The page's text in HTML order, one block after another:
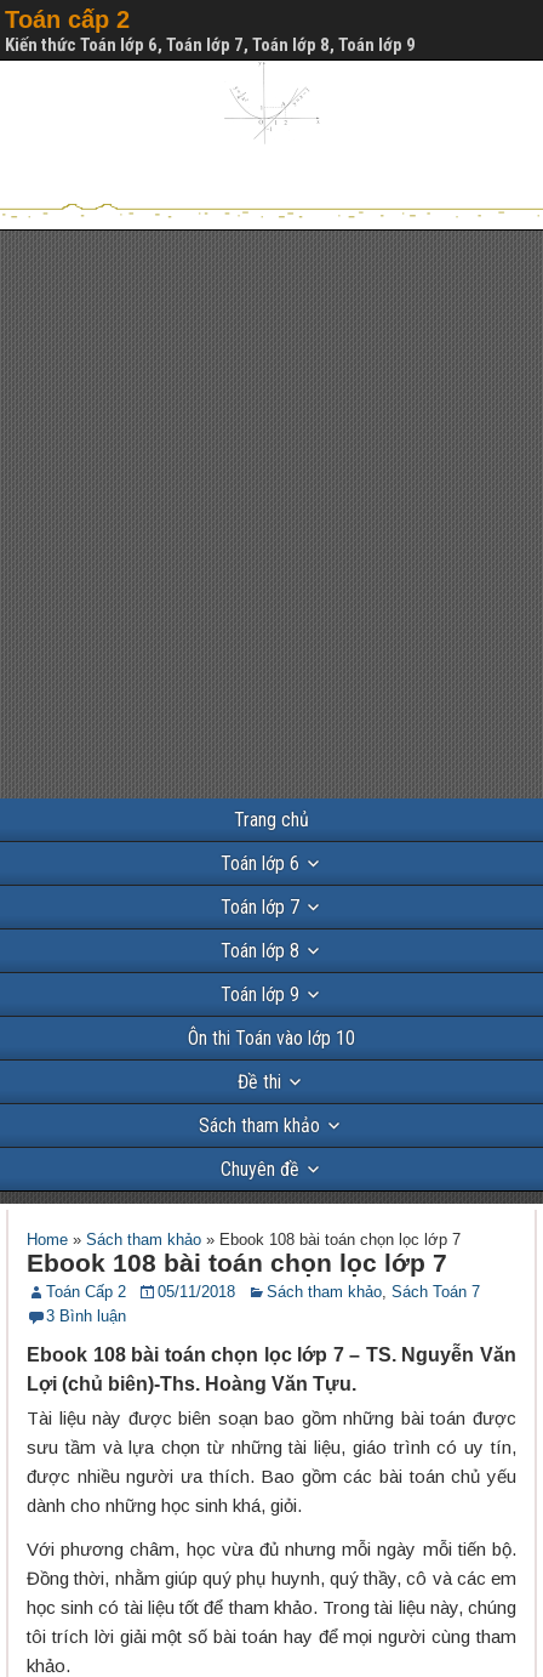
Toán cấp 2
Kiến thức Toán lớp 6, Toán lớp 7, Toán lớp 8, Toán lớp 9
Trang chủ
Toán lớp 6
Toán lớp 7
Toán lớp 8
Toán lớp 9
Ôn thi Toán vào lớp 10
Đề thi
Sách tham khảo
Chuyên đề
Home » Sách tham khảo » Ebook 108 bài toán chọn lọc lớp 7
Ebook 108 bài toán chọn lọc lớp 7
Toán Cấp 2 05/11/2018 Sách tham khảo, Sách Toán 7
3 Bình luận
Ebook 108 bài toán chọn lọc lớp 7 – TS. Nguyễn Văn
Lợi (chủ biên)-Ths. Hoàng Văn Tựu.
Tài liệu này được biên soạn bao gồm những bài toán được
sưu tầm và lựa chọn từ những tài liệu, giáo trình có uy tín,
được nhiều người ưa thích. Bao gồm các bài toán chủ yếu
dành cho những học sinh khá, giỏi.
Với phương châm, học vừa đủ nhưng mỗi ngày mỗi tiến bộ.
Đồng thời, nhằm giúp quý phụ huynh, quý thầy, cô và các em
học sinh có tài liệu tốt để tham khảo. Trong tài liệu này, chúng
tôi trích lời giải một số bài toán hay để mọi người cùng tham
khảo.